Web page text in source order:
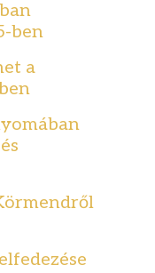
ben
a